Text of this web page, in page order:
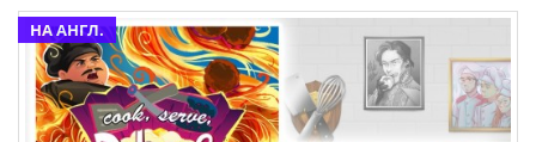
НА АНГЛ.